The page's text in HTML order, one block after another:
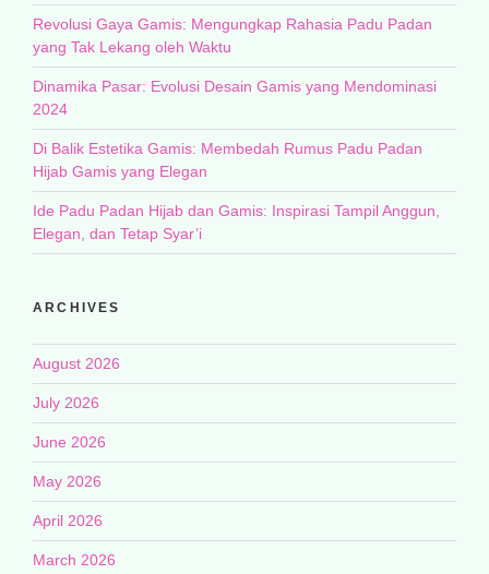
Revolusi Gaya Gamis: Mengungkap Rahasia Padu Padan
yang Tak Lekang oleh Waktu
Dinamika Pasar: Evolusi Desain Gamis yang Mendominasi
2024
Di Balik Estetika Gamis: Membedah Rumus Padu Padan
Hijab Gamis yang Elegan
Ide Padu Padan Hijab dan Gamis: Inspirasi Tampil Anggun,
Elegan, dan Tetap Syar’i
ARCHIVES
August 2026
July 2026
June 2026
May 2026
April 2026
March 2026